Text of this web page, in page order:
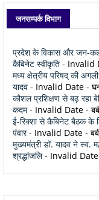
जनसम्पर्क विभाग
प्रदेश के विकास और जन-
कैबिनेट स्वीकृति - Invalid
मध्य क्षेत्रीय परिषद् की
यादव - Invalid Date -
कौशल प्रशिक्षण से बढ़ रहा
कदम- Invalid Date -
ई-रिक्शा से कैबिनेट बैठक के
पंवार- Invalid Date -
मुख्यमंत्री डॉ. यादव ने स्व.
श्रद्धांजलि- Invalid Date